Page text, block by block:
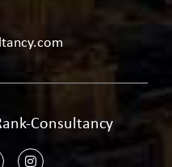
Consultancy